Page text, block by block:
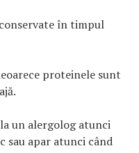
în timpul
proteinele sunt
un alergolog atunci
sau apar atunci când